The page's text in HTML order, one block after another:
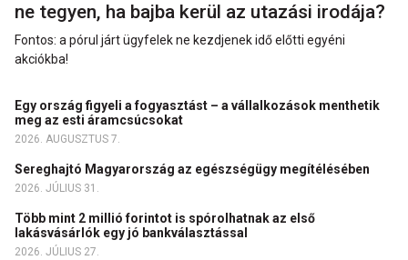
ne tegyen, ha bajba kerül az utazási irodája?
Fontos: a pórul járt ügyfelek ne kezdjenek idő előtti egyéni
akciókba!
Egy ország figyeli a fogyasztást – a vállalkozások menthetik
meg az esti áramcsúcsokat
2026. AUGUSZTUS 7.
Sereghajtó Magyarország az egészségügy megítélésében
2026. JÚLIUS 31.
Több mint 2 millió forintot is spórolhatnak az első
lakásvásárlók egy jó bankválasztással
2026. JÚLIUS 27.